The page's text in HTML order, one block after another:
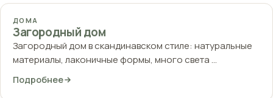
ДОМА
Загородный дом
Загородный дом в скандинавском стиле: натуральные
материалы, лаконичные формы, много света …
Подробнее